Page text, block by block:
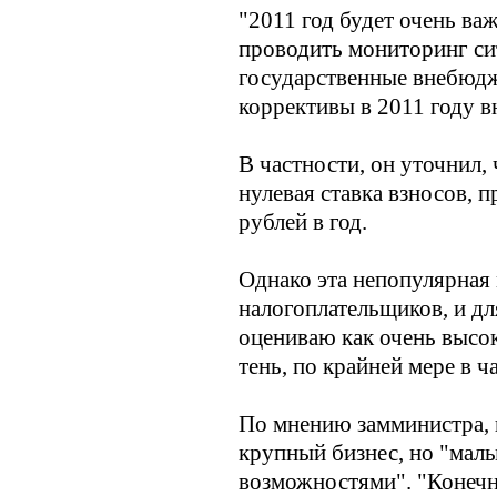
"2011 год будет очень
проводить мониторинг
государственные
коррективы в 2011 году
В частности, он
нулевая ставка
рублей в год.
Однако эта
налогоплательщиков, и
оцениваю как очень
тень, по крайней мере в
По мнению замминистра,
крупный бизнес, но
возможностями".